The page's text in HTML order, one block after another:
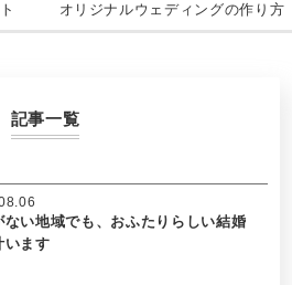
オリジナルウェディングの作り方
記事一覧
ない地域でも、おふたりらしい結婚
います